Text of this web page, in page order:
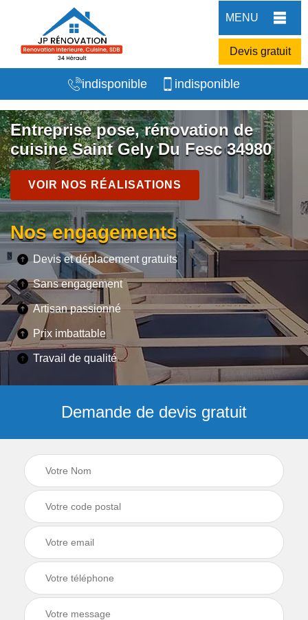
MENU
Devis gratuit
indisponible indisponible
Entreprise pose, rénovation de
cuisine Saint Gely Du Fesc 34980
VOIR NOS RÉALISATIONS
Nos engagements
Devis et déplacement gratuits
Sans engagement
Artisan passionné
Prix imbattable
Travail de qualité
Demande de devis gratuit